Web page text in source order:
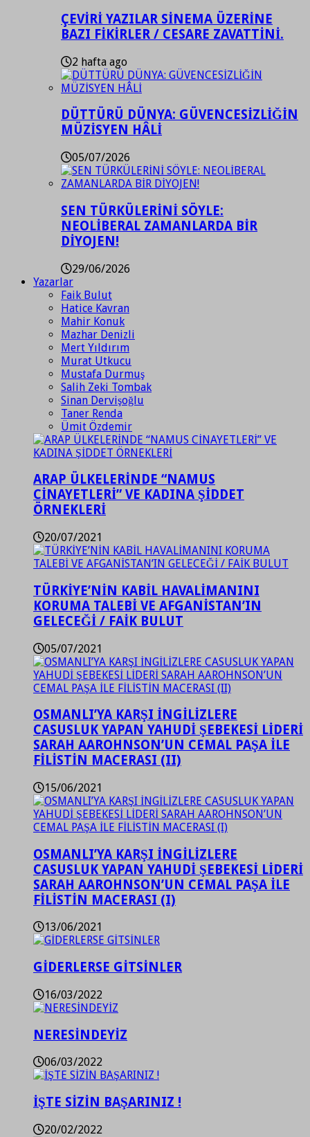
ÇEVİRİ YAZILAR SİNEMA ÜZERİNE
BAZI FİKİRLER / CESARE ZAVATTİNİ.
2 hafta ago
DÜTTÜRÜ DÜNYA: GÜVENCESİZLİĞİN
MÜZİSYEN HÂLİ
05/07/2026
SEN TÜRKÜLERİNİ SÖYLE:
NEOLİBERAL ZAMANLARDA BİR
DİYOJEN!
29/06/2026
Yazarlar
Faik Bulut
Hatice Kavran
Mahir Konuk
Mazhar Denizli
Mert Yıldırım
Murat Utkucu
Mustafa Durmuş
Salih Zeki Tombak
Sinan Dervişoğlu
Taner Renda
Ümit Özdemir
ARAP ÜLKELERİNDE “NAMUS
CİNAYETLERİ” VE KADINA ŞİDDET
ÖRNEKLERİ
20/07/2021
TÜRKİYE’NİN KABİL HAVALİMANINI
KORUMA TALEBİ VE AFGANİSTAN’IN
GELECEĞİ / FAİK BULUT
05/07/2021
OSMANLI’YA KARŞI İNGİLİZLERE
CASUSLUK YAPAN YAHUDİ ŞEBEKESİ LİDERİ
SARAH AAROHNSON’UN CEMAL PAŞA İLE
FİLİSTİN MACERASI (II)
15/06/2021
OSMANLI’YA KARŞI İNGİLİZLERE
CASUSLUK YAPAN YAHUDİ ŞEBEKESİ LİDERİ
SARAH AAROHNSON’UN CEMAL PAŞA İLE
FİLİSTİN MACERASI (I)
13/06/2021
GİDERLERSE GİTSİNLER
16/03/2022
NERESİNDEYİZ
06/03/2022
İŞTE SİZİN BAŞARINIZ !
20/02/2022